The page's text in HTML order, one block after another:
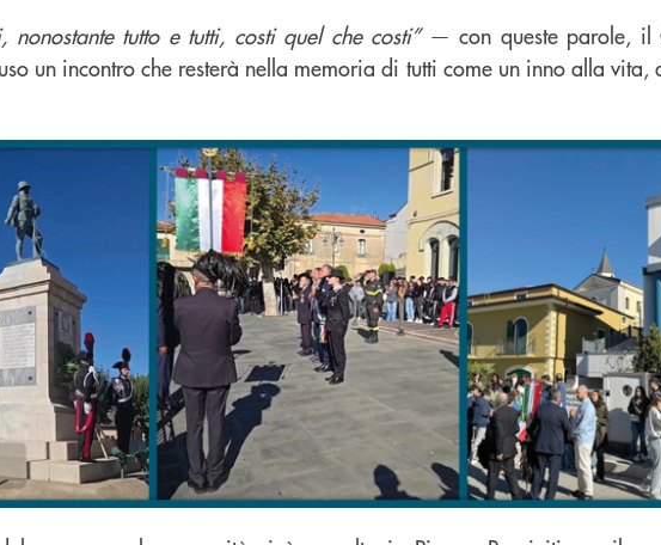
nonostante tutto e tutti, costi quel che costi” — con queste parole, il
un incontro che resterà nella memoria di tutti come un inno alla vita,